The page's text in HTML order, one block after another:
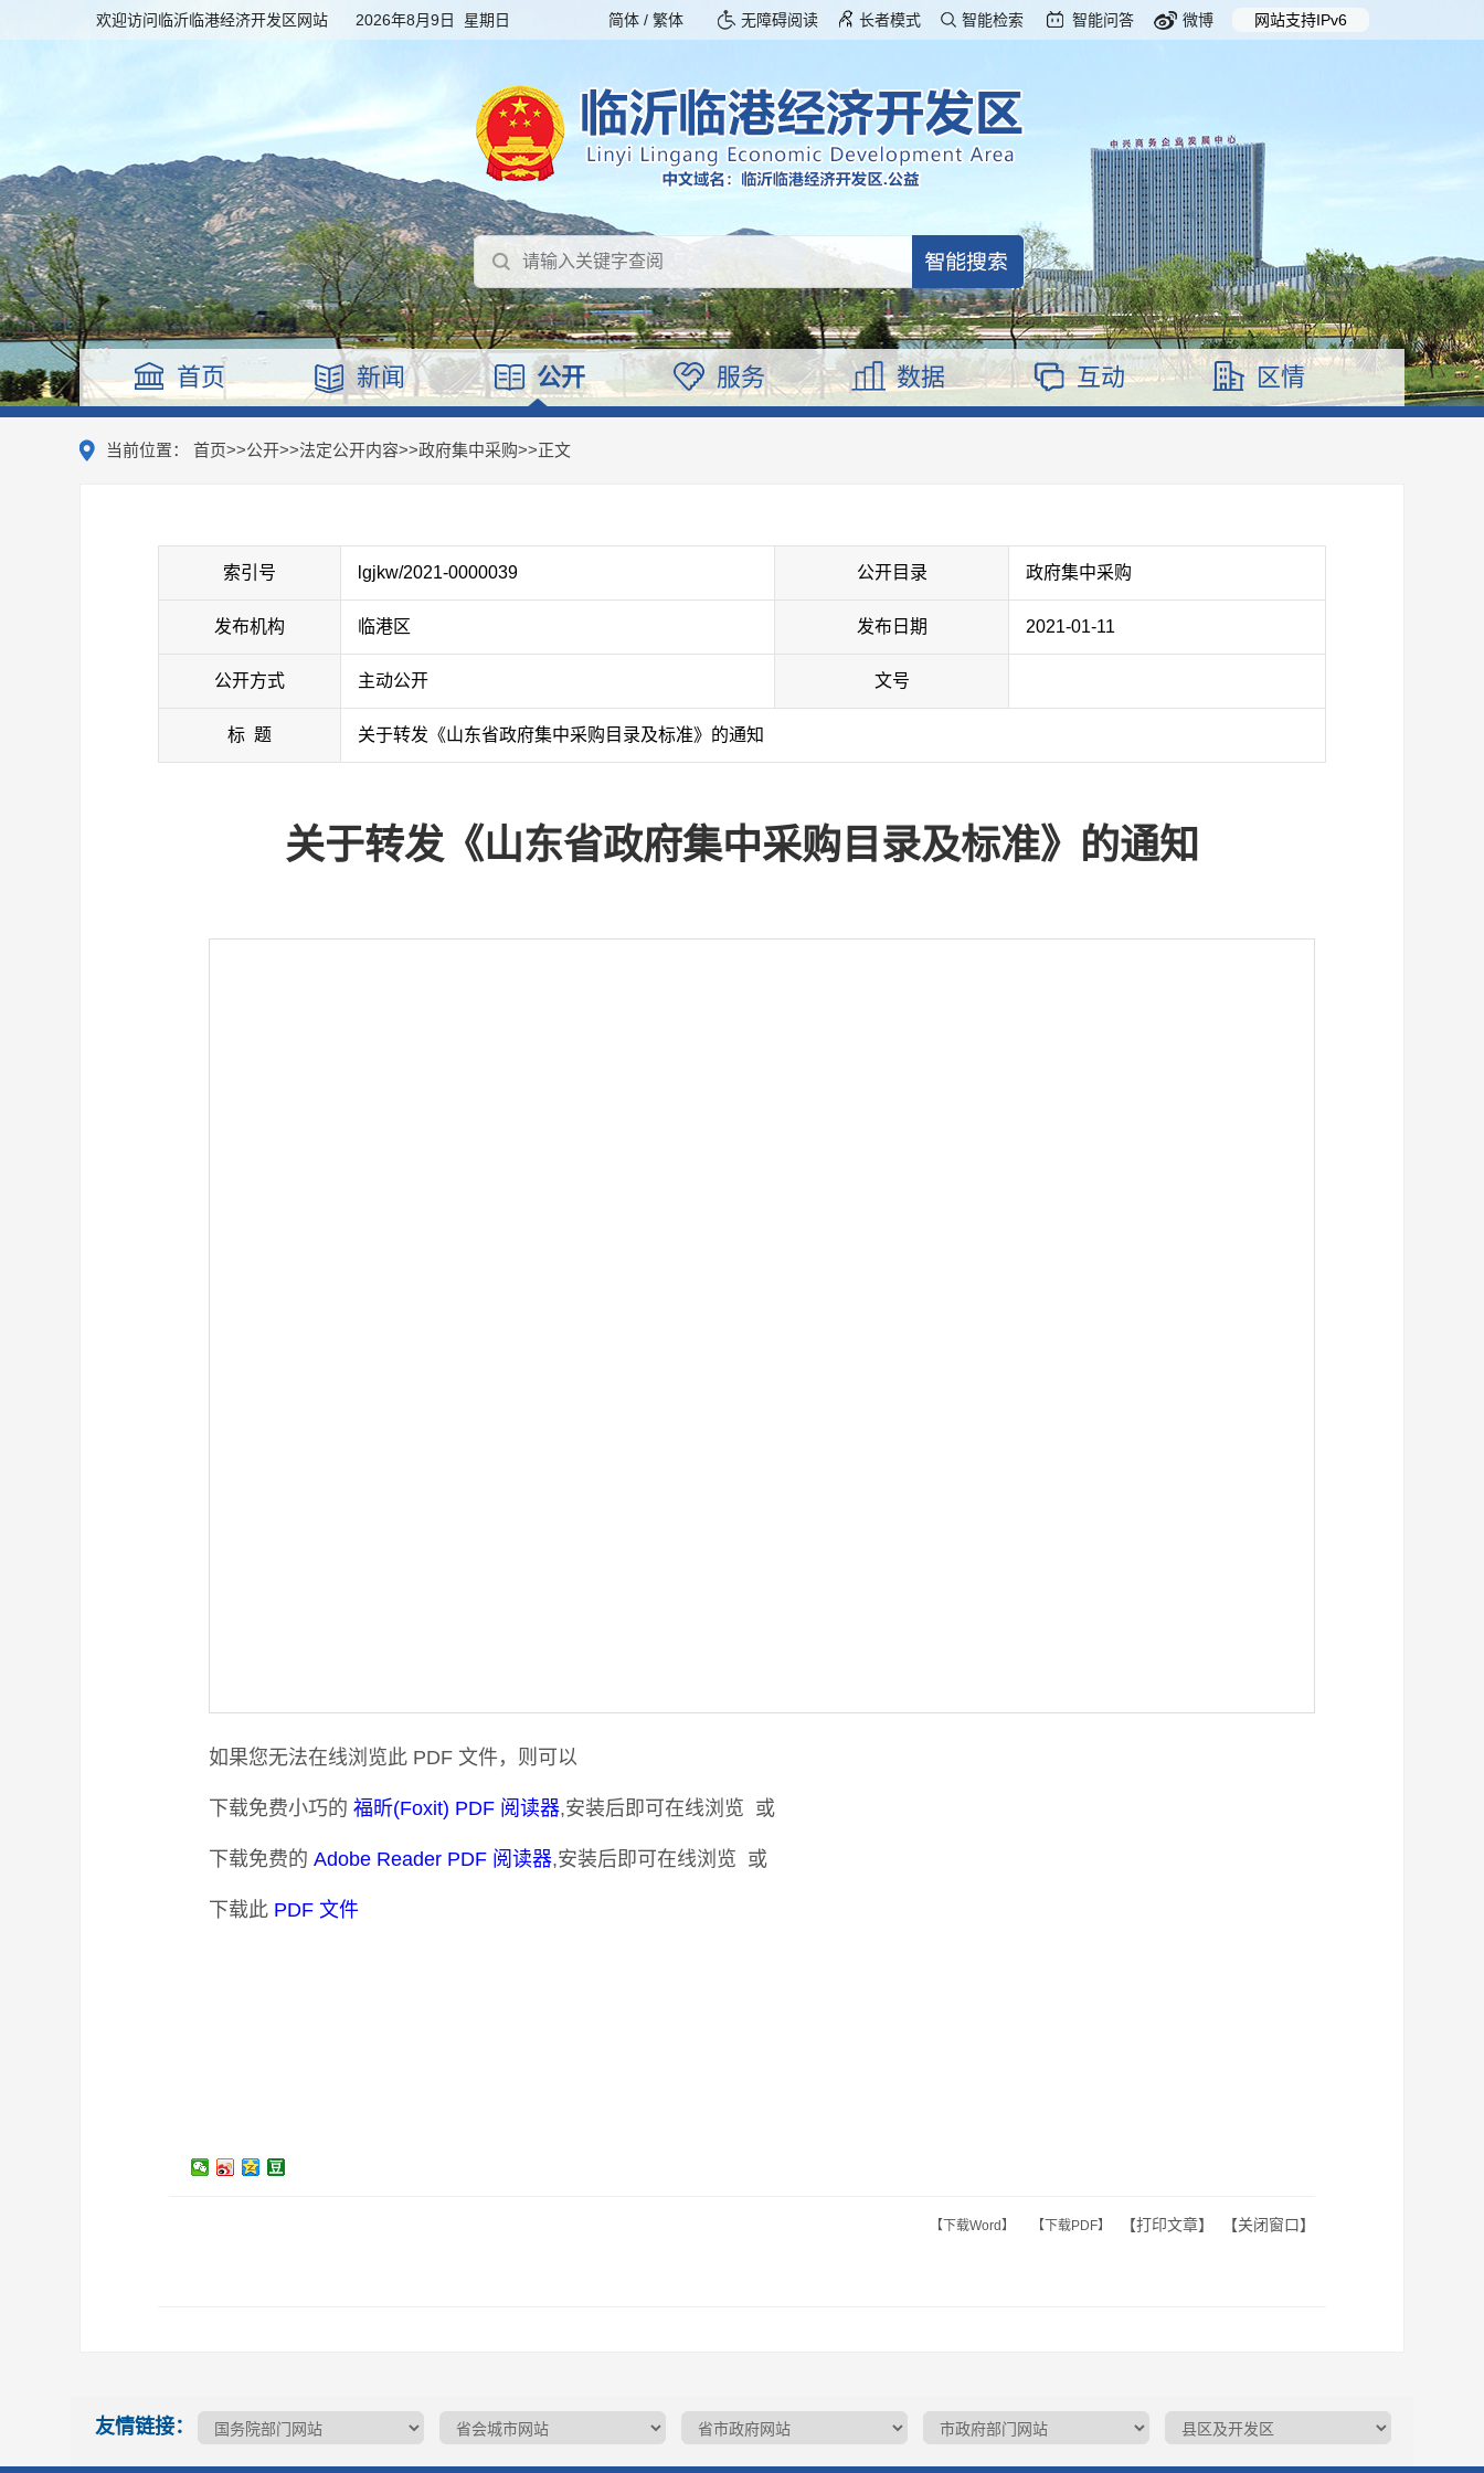
欢迎访问临沂临港经济开发区网站 2026年8月9日 星期日 无障碍阅读 长者模式 智能检索 智能问答 微博 网站支持IPv6
简体 / 繁体
首页 新闻 公开 服务 数据 互动 区情
当前位置： 首页>>公开>>法定公开内容>>政府集中采购>>正文
索引号 lgjkw/2021-0000039 公开目录 政府集中采购
发布机构 临港区 发布日期 2021-01-11
公开方式 主动公开 文号
标 题 关于转发《山东省政府集中采购目录及标准》的通知
关于转发《山东省政府集中采购目录及标准》的通知
如果您无法在线浏览此 PDF 文件，则可以
下载免费小巧的 福昕(Foxit) PDF 阅读器,安装后即可在线浏览 或
下载免费的 Adobe Reader PDF 阅读器,安装后即可在线浏览 或
下载此 PDF 文件
【下载Word】 【下载PDF】 【打印文章】 【关闭窗口】
友情链接：